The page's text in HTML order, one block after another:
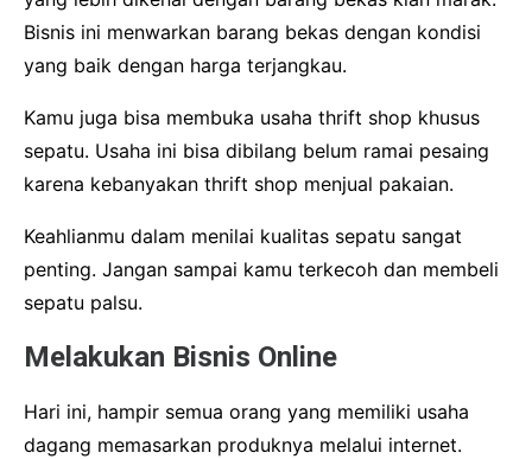
Bisnis ini menwarkan barang bekas dengan kondisi
yang baik dengan harga terjangkau.
Kamu juga bisa membuka usaha thrift shop khusus
sepatu. Usaha ini bisa dibilang belum ramai pesaing
karena kebanyakan thrift shop menjual pakaian.
Keahlianmu dalam menilai kualitas sepatu sangat
penting. Jangan sampai kamu terkecoh dan membeli
sepatu palsu.
Melakukan Bisnis Online
Hari ini, hampir semua orang yang memiliki usaha
dagang memasarkan produknya melalui internet.